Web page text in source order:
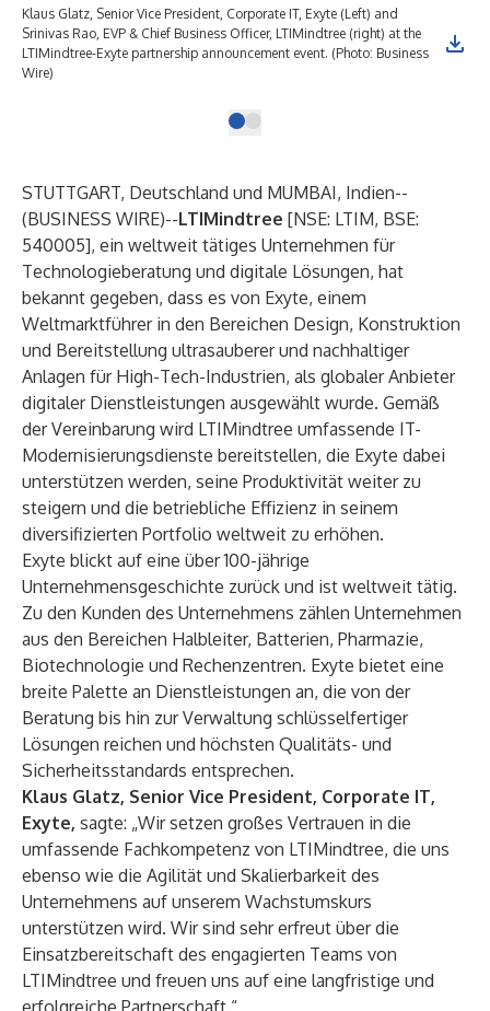
Klaus Glatz, Senior Vice President, Corporate IT, Exyte (Left) and
Srinivas Rao, EVP & Chief Business Officer, LTIMindtree (right) at the
LTIMindtree-Exyte partnership announcement event. (Photo: Business
Wire)
STUTTGART, Deutschland und MUMBAI, Indien--
(BUSINESS WIRE)--LTIMindtree [NSE: LTIM, BSE:
540005], ein weltweit tätiges Unternehmen für
Technologieberatung und digitale Lösungen, hat
bekannt gegeben, dass es von Exyte, einem
Weltmarktführer in den Bereichen Design, Konstruktion
und Bereitstellung ultrasauberer und nachhaltiger
Anlagen für High-Tech-Industrien, als globaler Anbieter
digitaler Dienstleistungen ausgewählt wurde. Gemäß
der Vereinbarung wird LTIMindtree umfassende IT-
Modernisierungsdienste bereitstellen, die Exyte dabei
unterstützen werden, seine Produktivität weiter zu
steigern und die betriebliche Effizienz in seinem
diversifizierten Portfolio weltweit zu erhöhen.
Exyte blickt auf eine über 100-jährige
Unternehmensgeschichte zurück und ist weltweit tätig.
Zu den Kunden des Unternehmens zählen Unternehmen
aus den Bereichen Halbleiter, Batterien, Pharmazie,
Biotechnologie und Rechenzentren. Exyte bietet eine
breite Palette an Dienstleistungen an, die von der
Beratung bis hin zur Verwaltung schlüsselfertiger
Lösungen reichen und höchsten Qualitäts- und
Sicherheitsstandards entsprechen.
Klaus Glatz, Senior Vice President, Corporate IT,
Exyte, sagte: „Wir setzen großes Vertrauen in die
umfassende Fachkompetenz von LTIMindtree, die uns
ebenso wie die Agilität und Skalierbarkeit des
Unternehmens auf unserem Wachstumskurs
unterstützen wird. Wir sind sehr erfreut über die
Einsatzbereitschaft des engagierten Teams von
LTIMindtree und freuen uns auf eine langfristige und
erfolgreiche Partnerschaft.“